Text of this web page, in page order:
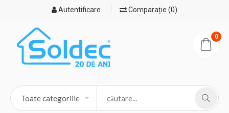
Autentificare Comparație (0)
0